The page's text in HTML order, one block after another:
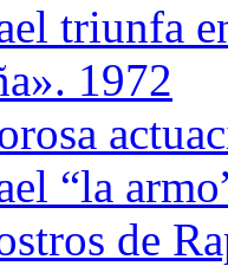
triunfa
1972
“la
de